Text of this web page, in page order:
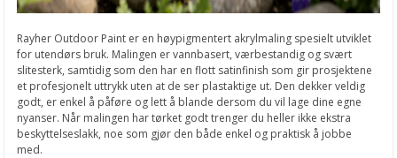
Rayher Outdoor Paint er en høypigmentert akrylmaling spesielt utviklet
for utendørs bruk. Malingen er vannbasert, værbestandig og svært
slitesterk, samtidig som den har en flott satinfinish som gir prosjektene
et profesjonelt uttrykk uten at de ser plastaktige ut. Den dekker veldig
godt, er enkel å påføre og lett å blande dersom du vil lage dine egne
nyanser. Når malingen har tørket godt trenger du heller ikke ekstra
beskyttelseslakk, noe som gjør den både enkel og praktisk å jobbe
med.